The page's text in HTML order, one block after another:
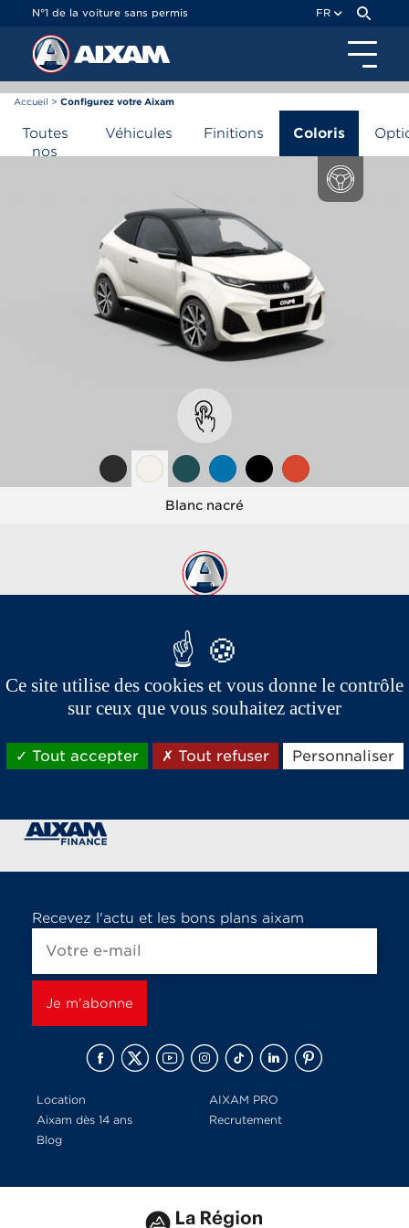
N°1 de la voiture sans permis FR
Accueil > Configurez votre Aixam
Configurateur Aixam
Toutes
nos
Véhicules Finitions Coloris
Blanc nacré
Les marques du groupe Aixam,
Recevez l'actu et les bons plans aixam
Location
AIXAM PRO
Aixam dès 14 ans
Recrutement
Blog
Panneau de gestion des cookies
Ce site utilise des cookies et vous donne le contrôle
sur ceux que vous souhaitez activer
Tout accepter Tout refuser Personnaliser